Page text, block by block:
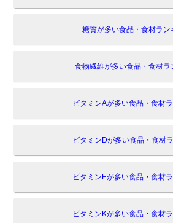
糖質が多い食品・食材ラン
食物繊維が多い食品・食材ラ
ビタミンAが多い食品・食材
ビタミンDが多い食品・食材
ビタミンEが多い食品・食材
ビタミンKが多い食品・食材